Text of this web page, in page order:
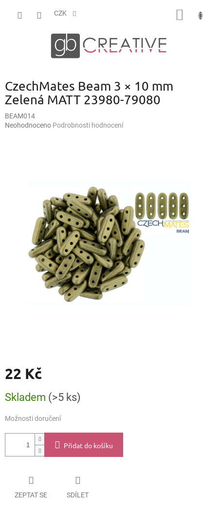
CZK
CzechMates Beam 3 × 10 mm
Zelená MATT 23980-79080
BEAM014
Průměrné
Neohodnoceno Podrobnosti hodnocení
22 Kč
cena:
Skladem (>5 ks)
Možnosti doručení
Přidat do košíku
ZEPTAT SE SDÍLET